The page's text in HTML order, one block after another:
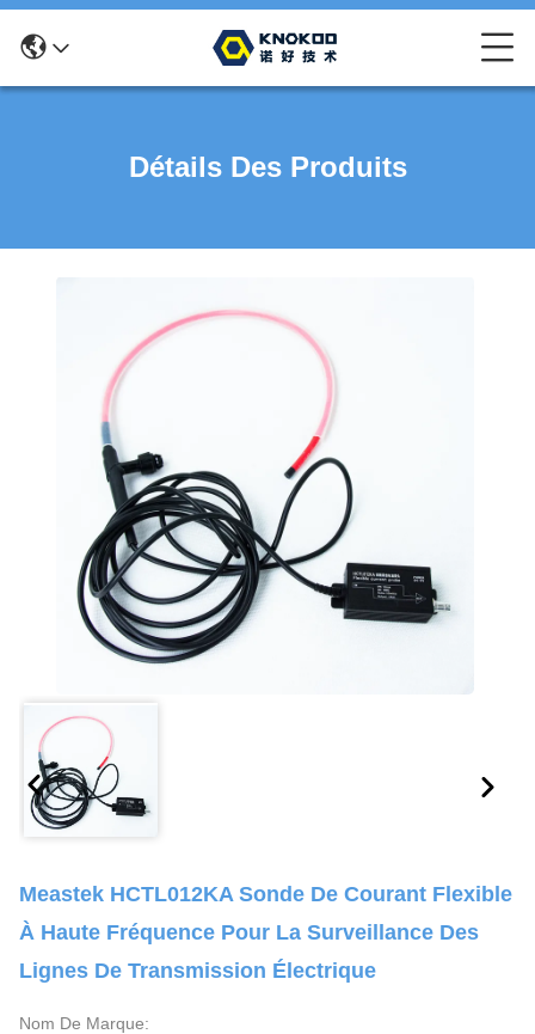
Détails Des Produits
Meastek HCTL012KA Sonde De Courant Flexible
À Haute Fréquence Pour La Surveillance Des
Lignes De Transmission Électrique
Nom De Marque: